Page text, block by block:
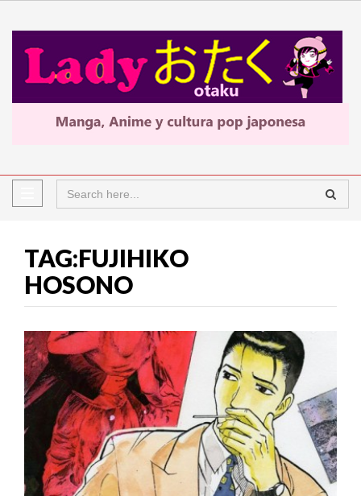
TAG:FUJIHIKO
HOSONO